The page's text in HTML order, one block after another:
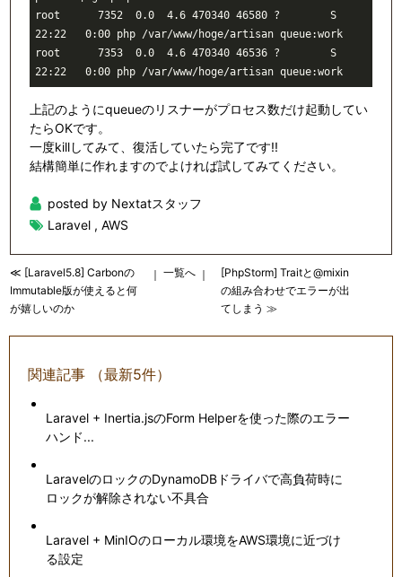
root      7352  0.0  4.6 470340 46580 ?        S
22:22   0:00 php /var/www/hoge/artisan queue:work
root      7353  0.0  4.6 470340 46536 ?        S
22:22   0:00 php /var/www/hoge/artisan queue:work
上記のようにqueueのリスナーがプロセス数だけ起動してい
たらOKです。
一度killしてみて、復活していたら完了です!!
結構簡単に作れますのでよければ試してみてください。
posted by Nextatスタッフ
Laravel, AWS
≪ [Laravel5.8] Carbonの
Immutable版が使えると何
が嬉しいのか
｜一覧へ ｜
[PhpStorm] Traitと@mixin
の組み合わせでエラーが出
てしまう ≫
関連記事 （最新5件）
Laravel + Inertia.jsのForm Helperを使った際のエラー
ハンド...
LaravelのロックのDynamoDBドライバで高負荷時に
ロックが解除されない不具合
Laravel + MinIOのローカル環境をAWS環境に近づけ
る設定